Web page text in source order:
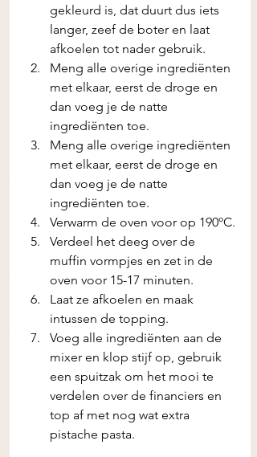
gekleurd is, dat duurt dus iets
langer, zeef de boter en laat
afkoelen tot nader gebruik.
Meng alle overige ingrediënten
met elkaar, eerst de droge en
dan voeg je de natte
ingrediënten toe.
Meng alle overige ingrediënten
met elkaar, eerst de droge en
dan voeg je de natte
ingrediënten toe.
Verwarm de oven voor op 190ºC.
Verdeel het deeg over de
muffin vormpjes en zet in de
oven voor 15-17 minuten.
Laat ze afkoelen en maak
intussen de topping.
Voeg alle ingrediënten aan de
mixer en klop stijf op, gebruik
een spuitzak om het mooi te
verdelen over de financiers en
top af met nog wat extra
pistache pasta.